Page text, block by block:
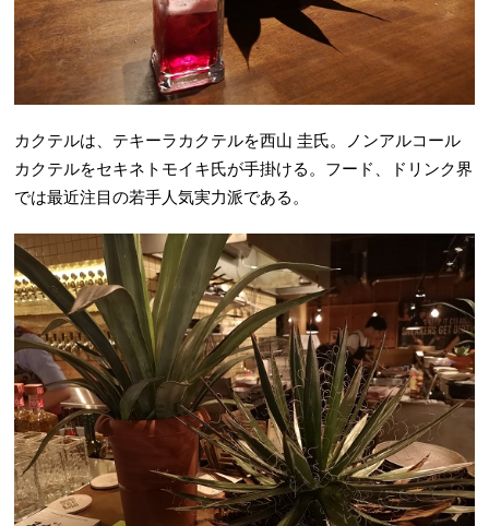
カクテルは、テキーラカクテルを西山 圭氏。ノンアルコール
カクテルをセキネトモイキ氏が手掛ける。フード、ドリンク界
では最近注目の若手人気実力派である。